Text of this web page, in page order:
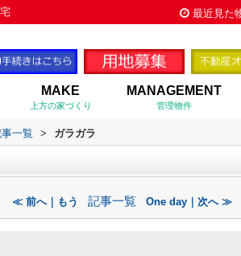
最近見た
MAKE
上方の家づくり
MANAGEMENT
管理物件
一覧 > ガラガラ
≪ 前へ｜もう 記事一覧 One day｜次へ ≫